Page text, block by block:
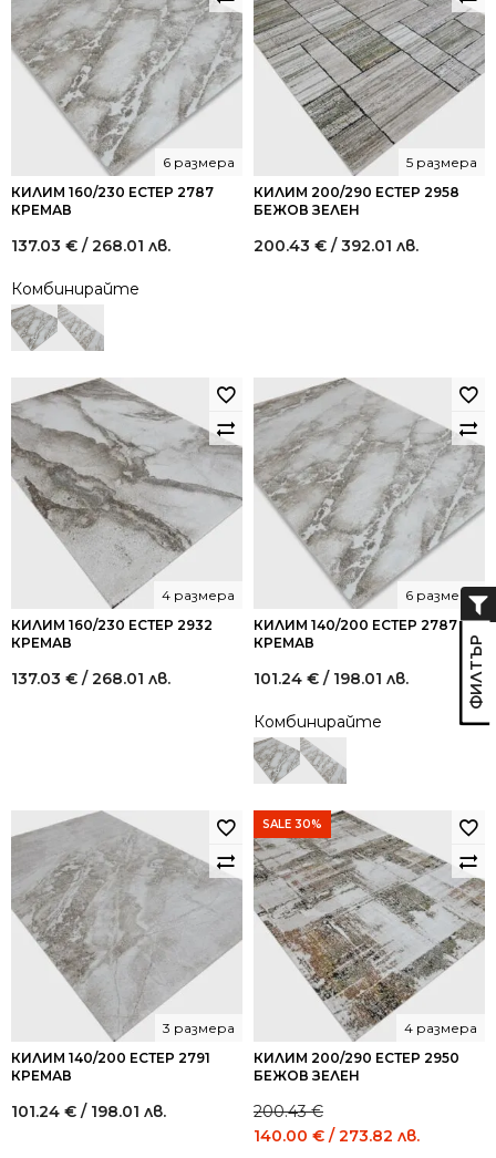
КИЛИМ 160/230 ЕСТЕР 2787
КРЕМАВ
6 размера
137.03 € / 268.01 лв.
Комбинирайте
КИЛИМ 200/290 ЕСТЕР 2958
БЕЖОВ ЗЕЛЕН
5 размера
200.43 € / 392.01 лв.
КИЛИМ 160/230 ЕСТЕР 2932
КРЕМАВ
4 размера
137.03 € / 268.01 лв.
КИЛИМ 140/200 ЕСТЕР 2787
КРЕМАВ
6 размера
101.24 € / 198.01 лв.
Комбинирайте
КИЛИМ 140/200 ЕСТЕР 2791
КРЕМАВ
3 размера
101.24 € / 198.01 лв.
SALE 30%
КИЛИМ 200/290 ЕСТЕР 2950
БЕЖОВ ЗЕЛЕН
4 размера
200.43€
Original
140.00 € / 273.82 лв.